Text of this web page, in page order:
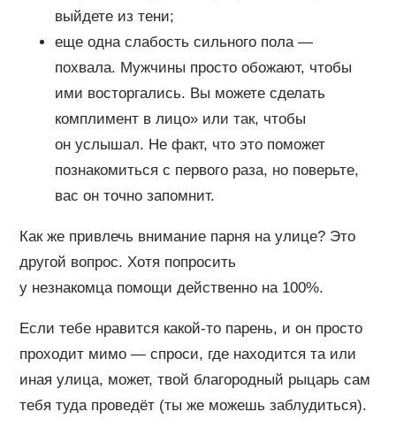
выйдете из тени;
еще одна слабость сильного пола —
похвала. Мужчины просто обожают, чтобы
ими восторгались. Вы можете сделать
комплимент в лицо» или так, чтобы
он услышал. Не факт, что это поможет
познакомиться с первого раза, но поверьте,
вас он точно запомнит.
Как же привлечь внимание парня на улице? Это
другой вопрос. Хотя попросить
у незнакомца помощи действенно на 100%.
Если тебе нравится какой-то парень, и он просто
проходит мимо — спроси, где находится та или
иная улица, может, твой благородный рыцарь сам
тебя туда проведёт (ты же можешь заблудиться).